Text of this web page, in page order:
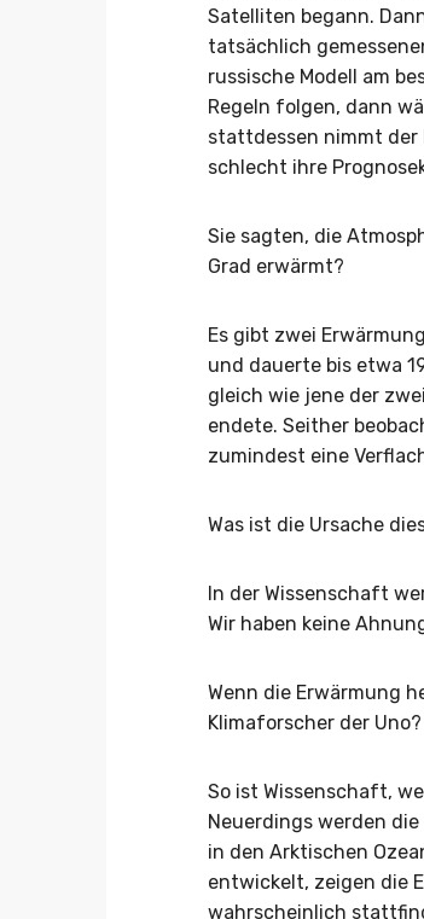
Satelliten begann.
tatsächlich
russische Modell am
Regeln folgen, dann
stattdessen nimmt der
schlecht ihre
Sie sagten, die
Grad erwärmt?
Es gibt zwei
und dauerte bis etwa
gleich wie jene der
endete. Seither
zumindest eine
Was ist die Ursache
In der Wissenschaft
Wir haben keine
Wenn die Erwärmung
Klimaforscher der Uno?
So ist Wissenschaft,
Neuerdings werden
in den Arktischen
entwickelt, zeigen die
wahrscheinlich